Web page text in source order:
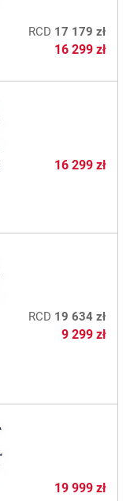
RCD 17 179 zł
16 299 zł
16 299 zł
RCD 19 634 zł
9 299 zł
19 999 zł